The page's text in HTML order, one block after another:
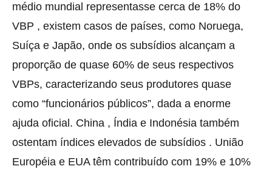
médio mundial representasse cerca de 18% do
VBP , existem casos de países, como Noruega,
Suíça e Japão, onde os subsídios alcançam a
proporção de quase 60% de seus respectivos
VBPs, caracterizando seus produtores quase
como “funcionários públicos”, dada a enorme
ajuda oficial. China , Índia e Indonésia também
ostentam índices elevados de subsídios . União
Européia e EUA têm contribuído com 19% e 10%